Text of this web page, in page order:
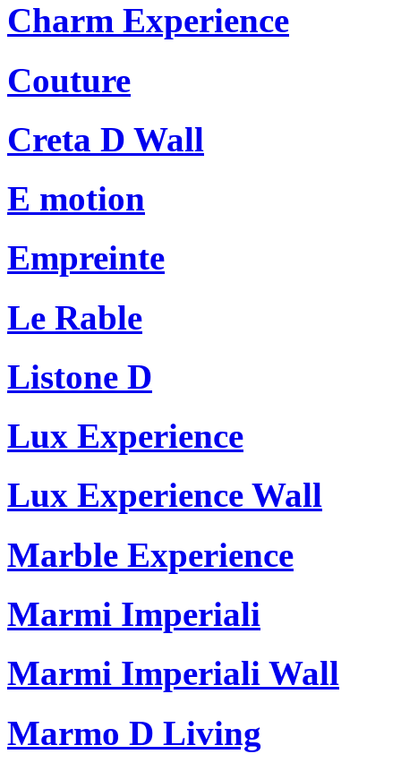
Charm Experience
Couture
Creta D Wall
E motion
Empreinte
Le Rable
Listone D
Lux Experience
Lux Experience Wall
Marble Experience
Marmi Imperiali
Marmi Imperiali Wall
Marmo D Living